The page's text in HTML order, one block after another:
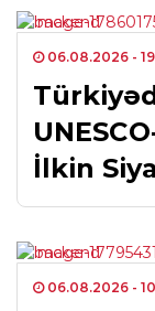
06.08.2026 -
İlkin
06.08.2026 -